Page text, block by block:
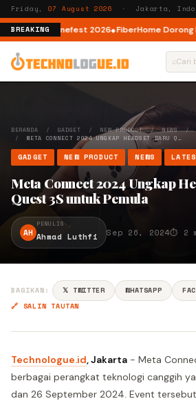
Friday, 07 August 2026 · Jakarta,
BREAKING
AI Cinefest 2026 FiberHome Dorong
⌕
BERANDA / GADGET / NEW PRODUCT/NEWS/
/ META CONNECT 2024 UNGKAP HEADSET BARU Q…
GADGET NEW PRODUCT NEWS
Meta Connect 2024 Ungkap
Quest 3S untuk Pemula
AH
PENULIS
Ahmad Luthfi Sep 26, 2024⏱ 2
BAGIKAN: 𝕏 TWITTER WHATSAPP
🔗 SALIN TAUTAN
Technologue.id, Jakarta - Meta
berbagai perangkat teknologi canggih
dan 26 September 2024. Event